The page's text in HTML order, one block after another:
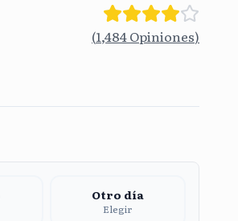
(1,484Opiniones)
Otro día
Elegir